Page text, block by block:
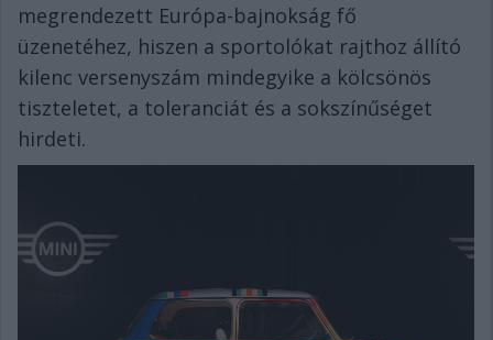
megrendezett Európa-bajnokság fő
üzenetéhez, hiszen a sportolókat rajthoz állító
kilenc versenyszám mindegyike a kölcsönös
tiszteletet, a toleranciát és a sokszínűséget
hirdeti.